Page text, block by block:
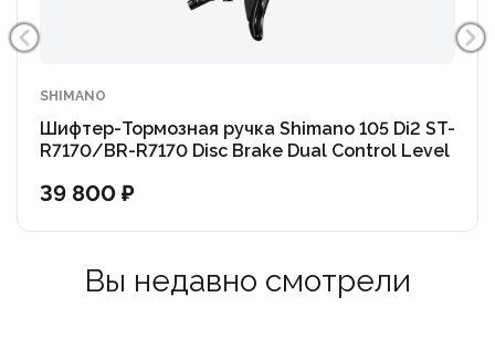
SHIMANO
Шифтер-Тормозная ручка Shimano 105 Di2 ST-
R7170/BR-R7170 Disc Brake Dual Control Level
39 800 ₽
Вы недавно смотрели